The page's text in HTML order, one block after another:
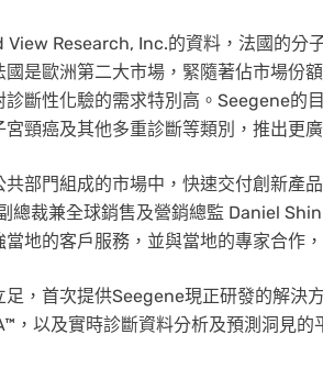
Research, Inc.的資料，法國的分
是歐洲第二大市場，緊隨著佔市場份
斷性化驗的需求特別高。Seegene的
頸癌及其他多重診斷等類別，推出更
共部門組成的市場中，快速交付創新產
總裁兼全球銷售及營銷總監 Daniel
地的客戶服務，並與當地的專家合作
，首次提供Seegene現正研發的解決
，以及實時診斷資料分析及預測洞見的